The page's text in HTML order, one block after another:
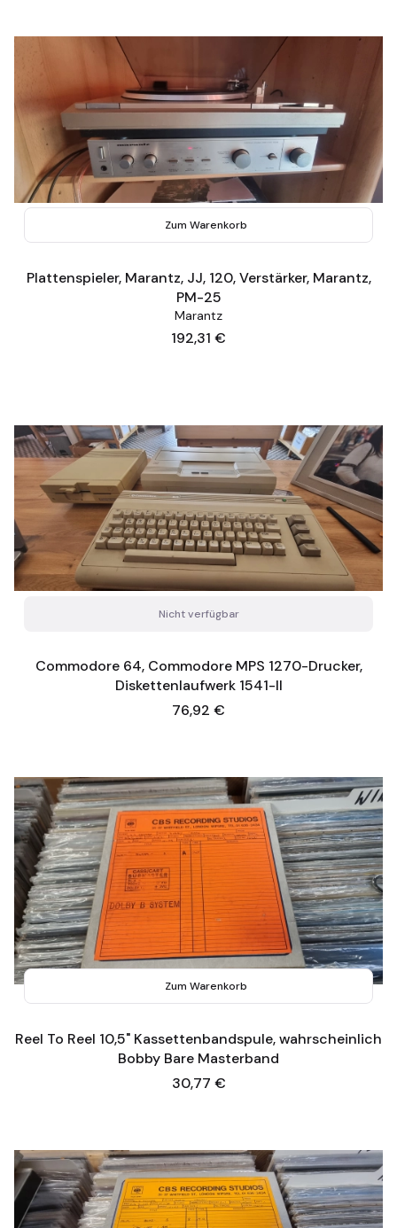
Zum Warenkorb
Plattenspieler, Marantz, JJ, 120, Verstärker, Marantz,
PM-25
Marantz
Preis
192,31 €
Nicht verfügbar
Commodore 64, Commodore MPS 1270-Drucker,
Diskettenlaufwerk 1541-II
Preis
76,92 €
Zum Warenkorb
Reel To Reel 10,5" Kassettenbandspule, wahrscheinlich
Bobby Bare Masterband
Preis
30,77 €